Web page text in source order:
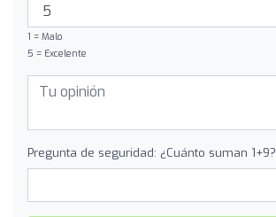
1 = Malo
5 = Excelente
Pregunta de seguridad: ¿Cuánto suman 1+9?